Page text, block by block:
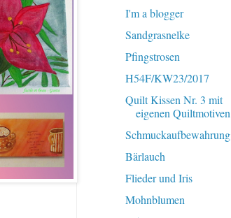
I'm a blogger
Sandgrasnelke
Pfingstrosen
H54F/KW23/2017
Quilt Kissen Nr. 3 mit
eigenen Quiltmotiven
Schmuckaufbewahrung
Bärlauch
Flieder und Iris
Mohnblumen